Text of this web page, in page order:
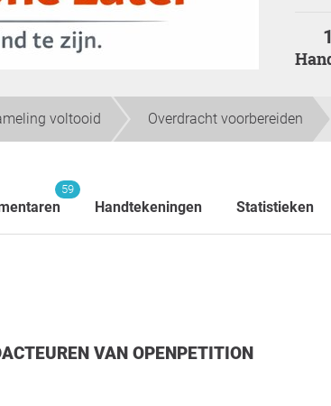
voltooid Overdracht voorbereiden
59
Handtekeningen Statistieken
VAN OPENPETITION